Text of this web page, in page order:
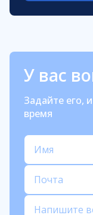
У вас
Задайте его,
время